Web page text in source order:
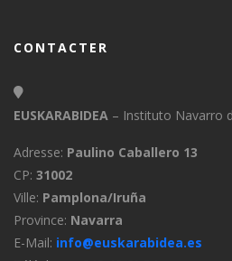
CONTACTER
EUSKARABIDEA – Instituto Navarro
Adresse: Paulino Caballero 13
CP: 31002
Ville: Pamplona/Iruña
Province: Navarra
E-Mail: info@euskarabidea.es